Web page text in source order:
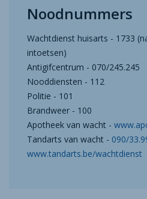
Noodnummers
Wachtdienst huisarts - 1733
intoetsen)
Antigifcentrum - 070/245.245
Nooddiensten - 112
Politie - 101
Brandweer - 100
Apotheek van wacht -
Tandarts van wacht - 090/
www.tandarts.be/wachtdienst